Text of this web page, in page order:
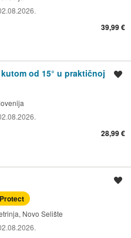
39,99 €
od 15° u praktičnoj
28,99 €
Novo Selište